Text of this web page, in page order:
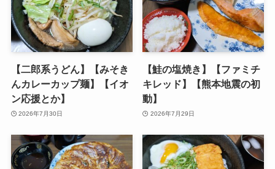
【二郎系うどん】【みそき
んカレーカップ麺】【イオ
ン応援とか】
2026年7月30日
【鮭の塩焼き】【ファミチ
キレッド】【熊本地震の初
動】
2026年7月29日